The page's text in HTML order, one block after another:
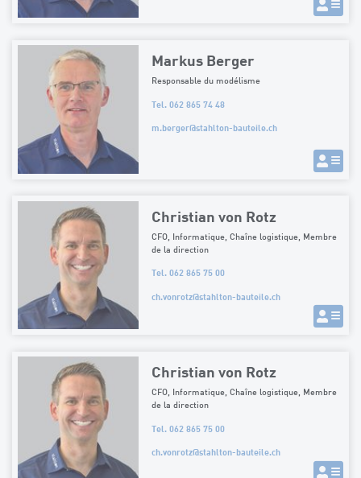
Markus Berger
Responsable du modélisme
Tel. 062 865 74 48
m.berger@stahlton-bauteile.ch
Christian von Rotz
CFO, Informatique, Chaîne logistique, Membre
de la direction
Tel. 062 865 75 00
ch.vonrotz@stahlton-bauteile.ch
Christian von Rotz
CFO, Informatique, Chaîne logistique, Membre
de la direction
Tel. 062 865 75 00
ch.vonrotz@stahlton-bauteile.ch